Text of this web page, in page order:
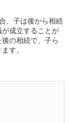
、子は後から相続
成立することが
の相続で、子ら
す。